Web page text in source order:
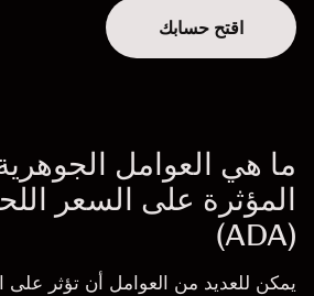
اقتح حسابك
ما هي العوامل
المؤثرة على السعر
(ADA)
يمكن للعديد من العوامل أن تؤثر على